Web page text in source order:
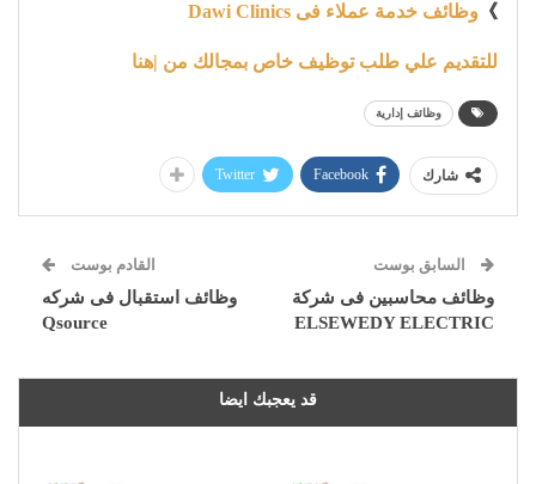
》 وظائف خدمة عملاء فى Dawi Clinics
للتقديم علي طلب توظيف خاص بمجالك من |هنا
وظائف إدارية
شارك Facebook
Twitter
السابق بوست
وظائف محاسبين فى شركة
ELSEWEDY ELECTRIC
القادم بوست
وظائف استقبال فى شركه
Qsource
قد يعجبك ايضا